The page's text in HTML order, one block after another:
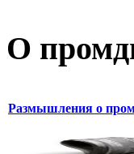
О
Размышления о